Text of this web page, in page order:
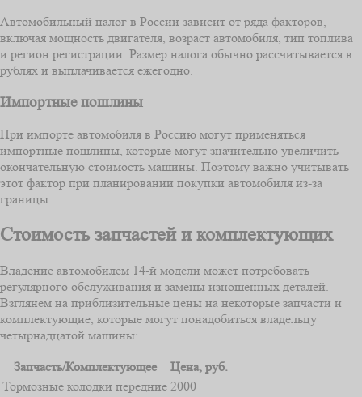
Автомобильный налог в России зависит от ряда факторов,
включая мощность двигателя, возраст автомобиля, тип топлива
и регион регистрации. Размер налога обычно рассчитывается в
рублях и выплачивается ежегодно.
Импортные пошлины
При импорте автомобиля в Россию могут применяться
импортные пошлины, которые могут значительно увеличить
окончательную стоимость машины. Поэтому важно учитывать
этот фактор при планировании покупки автомобиля из-за
границы.
Стоимость запчастей и комплектующих
Владение автомобилем 14-й модели может потребовать
регулярного обслуживания и замены изношенных деталей.
Взглянем на приблизительные цены на некоторые запчасти и
комплектующие, которые могут понадобиться владельцу
четырнадцатой машины:
Запчасть/Комплектующее
Цена, руб.
Тормозные колодки передние 2000